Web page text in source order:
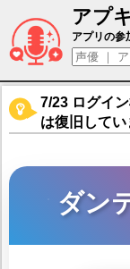
アプ
ダンテ
アプリの参
7/23 ログイ
は復旧してい
ダン